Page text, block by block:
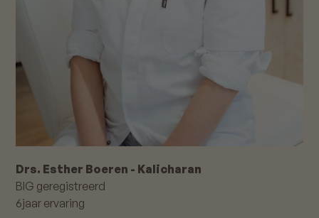
Drs. Esther Boeren - Kalicharan
BIG geregistreerd
6jaar ervaring